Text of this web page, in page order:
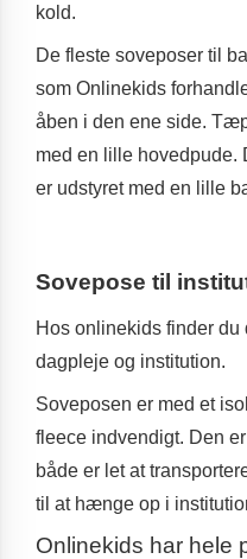
kold.
De fleste soveposer til
som Onlinekids
åben i den ene side.
med en lille hovedpude.
er udstyret med en lille
Sovepose til
Hos onlinekids finder
dagpleje og institution.
Soveposen er med et
fleece indvendigt. Den
både er let at
til at hænge op i
Onlinekids har hele